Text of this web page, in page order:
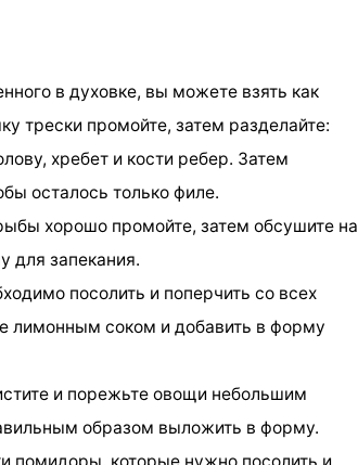
в духовке, вы можете взять как
трески промойте, затем разделайте:
хребет и кости ребер. Затем
осталось только филе.
хорошо промойте, затем обсушите на
для запекания.
посолить и поперчить со всех
лимонным соком и добавить в форму
и порежьте овощи небольшим
образом выложить в форму.